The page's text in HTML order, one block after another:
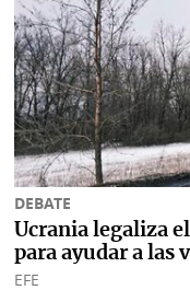
DEBATE
Ucrania legaliza
para ayudar a las
EFE